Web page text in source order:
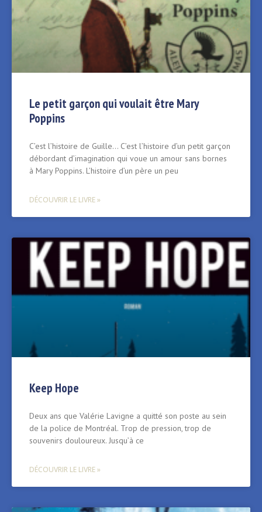
Le petit garçon qui voulait être Mary
Poppins
C’est l’histoire de Guille… C’est l’histoire d’un petit garçon
débordant d’imagination qui voue un amour sans bornes
à Mary Poppins. L’histoire d’un père un peu
DÉCOUVRIR LE LIVRE »
Keep Hope
Deux ans que Valérie Lavigne a quitté son poste au sein
de la police de Montréal. Trop de pression, trop de
souvenirs douloureux. Jusqu’à ce
DÉCOUVRIR LE LIVRE »